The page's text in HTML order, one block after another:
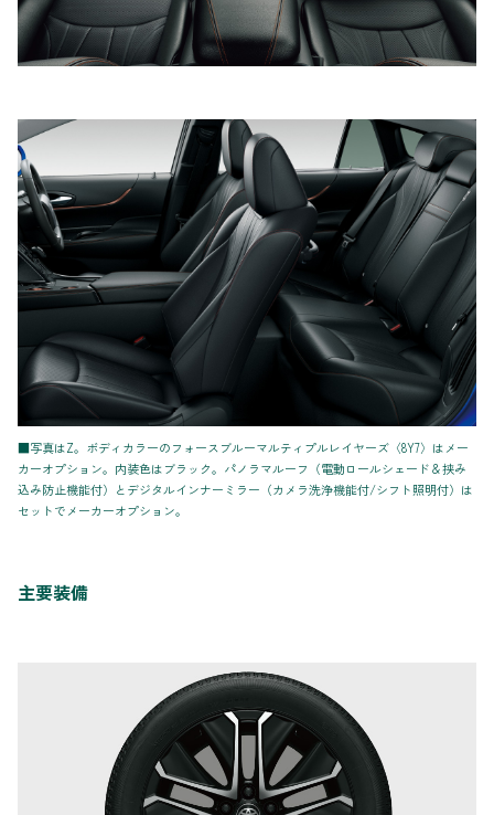
■写真はZ。ボディカラーのフォースブルーマルティプルレイヤーズ〈8Y7〉はメー
カーオプション。内装色はブラック。パノラマルーフ（電動ロールシェード＆挟み
込み防止機能付）とデジタルインナーミラー（カメラ洗浄機能付/シフト照明付）は
セットでメーカーオプション。
主要装備